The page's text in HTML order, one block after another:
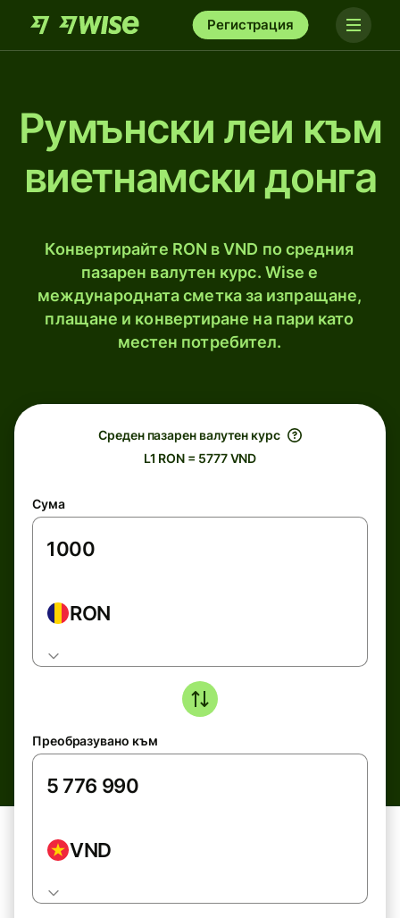
Регистрация
Румънски леи към
виетнамски донгa
Конвертирайте RON в VND по средния
пазарен валутен курс. Wise е
международната сметка за изпращане,
плащане и конвертиране на пари като
местен потребител.
Среден пазарен валутен курс
L1 RON = 5777 VND
Сума
RON
Преобразувано към
VND